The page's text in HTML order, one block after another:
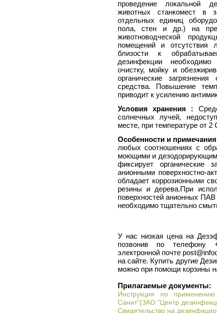
проведение локальной
животных станкомест в
отдельных единиц
пола, стен и др.) на
животноводческой
помещений и отсутствия
близости к
дезинфекции
очистку, мойку и
органические
средства. Повышение
приводит к усилению
Условия хранения :
солнечных лучей,
месте, при температуре от 2
Особенности и
любых соотношениях с
моющими и
фиксирует органические
анионными поверхностно-
обладает коррозионными
резины и дерева.При
поверхностей анионных
необходимо тщательно
У нас низкая цена на
позвонив по телефону
электронной почте
на сайте. Купить другие
можно при помощи корзины
Прилагаемые документы:
Инструкция по
Санит"(ЗАО "Центр
Свидетельство на